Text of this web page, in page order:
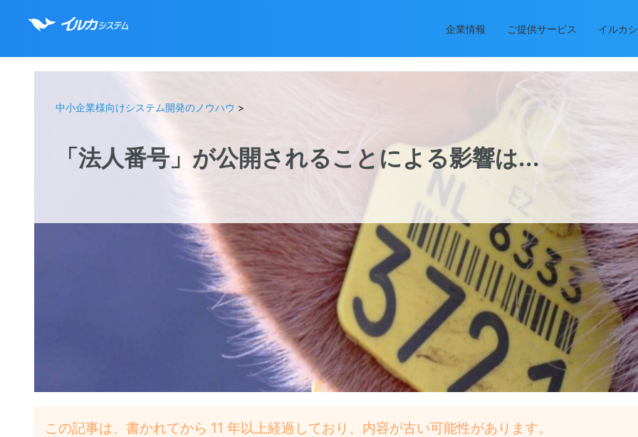
企業情報 ご提供サービス イルカ
中小企業様向けシステム開発のノウハウ >
「法人番号」が公開されることによる影響は...
この記事は、書かれてから 11 年以上経過しており、内容が古い可能性があります。